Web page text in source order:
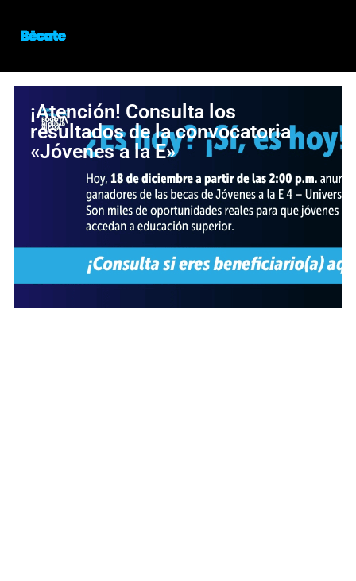
¡Atención! Consulta los
resultados de la convocatoria
«Jóvenes a la E»